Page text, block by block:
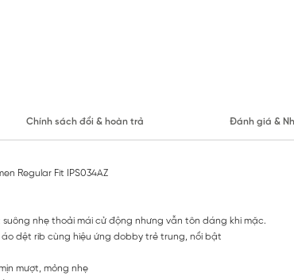
Chính sách đổi & hoàn trả Đánh giá &
Regular Fit IPS034AZ
suông nhẹ thoải mái cử động nhưng vẫn tôn dáng khi mặc.
dệt rib cùng hiệu ứng dobby trẻ trung, nổi bật
mượt, mỏng nhẹ